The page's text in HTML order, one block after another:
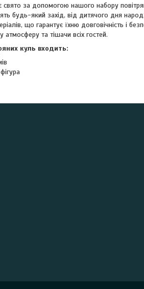
свято за допомогою нашого набору
будь-який захід, від дитячого дня
що гарантує їхню довговічність і
та тішачи всіх гостей.
куль входить: